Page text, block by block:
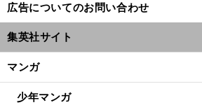
広告についてのお問い合わせ
集英社サイト
マンガ
少年マンガ